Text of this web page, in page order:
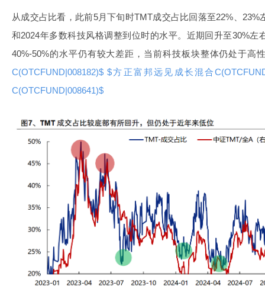
从成交占比看，此前5月下旬时TMT成交占比回落至22%、23%
和2024年多数科技风格调整到位时的水平。近期回升至30%左
40%-50%的水平仍有较大差距，当前科技板块整体仍处于高
C(OTCFUND|008182)$$方正富邦远见成长混合
C(OTCFUND|008641)$